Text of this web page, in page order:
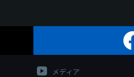
メディア